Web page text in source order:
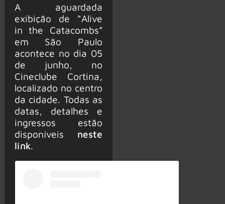
A aguardada
exibição de “Alive
in the Catacombs”
em São Paulo
acontece no dia 05
de junho, no
Cineclube Cortina,
localizado no centro
da cidade. Todas as
datas, detalhes e
ingressos estão
disponíveis neste
link.